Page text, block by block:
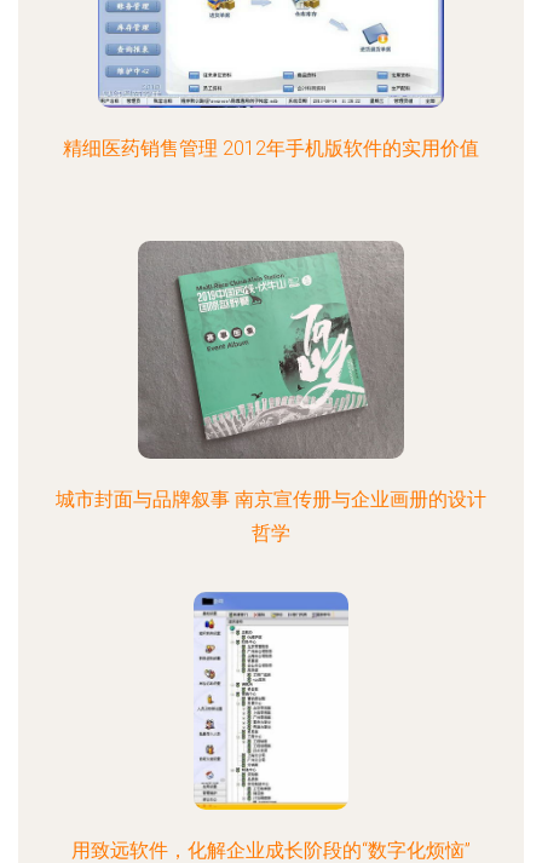
精细医药销售管理 2012年手机版软件的实用价值
城市封面与品牌叙事 南京宣传册与企业画册的设计
哲学
用致远软件，化解企业成长阶段的“数字化烦恼”